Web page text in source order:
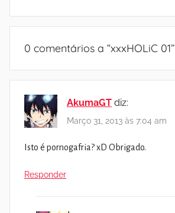
0 comentários a “xxxHOLiC 01”
AkumaGT diz:
Março 31, 2013 às 7:04 am
Isto é pornogafria? xD Obrigado.
Responder